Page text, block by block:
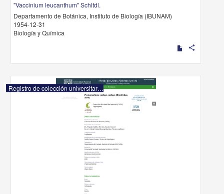
"Vaccinium leucanthum" Schltdl.
Departamento de Botánica, Instituto de Biología (IBUNAM)
1954-12-31
Biología y Química
share
Registro de colección universitaria